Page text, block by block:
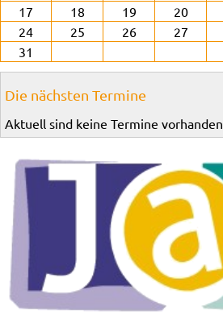
17
18 19 20
24
25 26 27
31
Die nächsten Termine
Aktuell sind keine Termine vorhanden.